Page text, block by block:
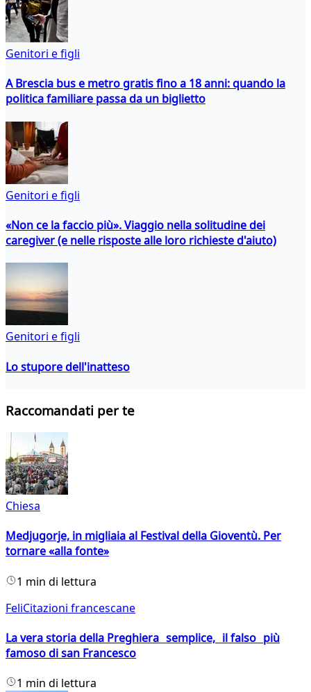
Genitori e figli
A Brescia bus e metro gratis fino a 18 anni: quando la
politica familiare passa da un biglietto
Genitori e figli
«Non ce la faccio più». Viaggio nella solitudine dei
caregiver (e nelle risposte alle loro richieste d'aiuto)
Genitori e figli
Lo stupore dell'inatteso
Raccomandati per te
Chiesa
Medjugorje, in migliaia al Festival della Gioventù. Per
tornare «alla fonte»
1 min di lettura
FeliCitazioni francescane
La vera storia della Preghiera semplice, il falso più
famoso di san Francesco
1 min di lettura